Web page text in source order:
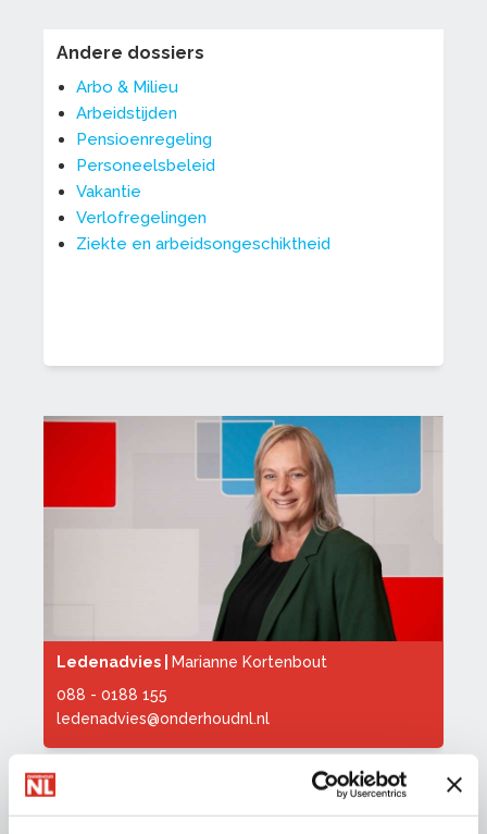
Andere dossiers
Arbo & Milieu
Arbeidstijden
Pensioenregeling
Personeelsbeleid
Vakantie
Verlofregelingen
Ziekte en arbeidsongeschiktheid
Ledenadvies |
Marianne Kortenbout
088 - 0188 155
ledenadvies@onderhoudnl.nl
Downloads